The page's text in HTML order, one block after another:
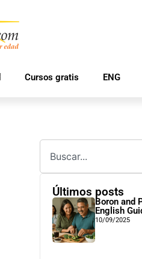
Cursos gratis ENG
Últimos posts
Boron and
English
10/09/2025